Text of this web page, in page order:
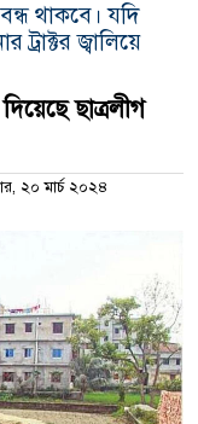
থাকবে। যদি
জ্বালিয়ে
ছাত্রলীগ
২০ মার্চ ২০২৪